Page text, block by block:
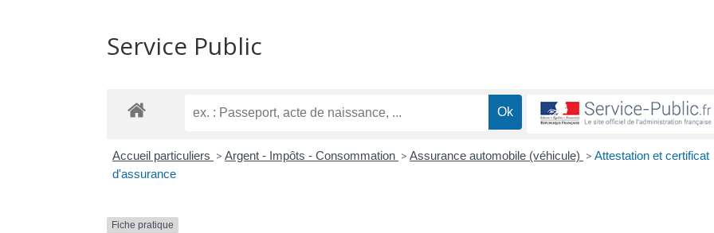
Service Public
Accueil particuliers > Argent - Impôts - Consommation > Assurance automobile (véhicule) > Attestation et certificat
d'assurance
Fiche pratique